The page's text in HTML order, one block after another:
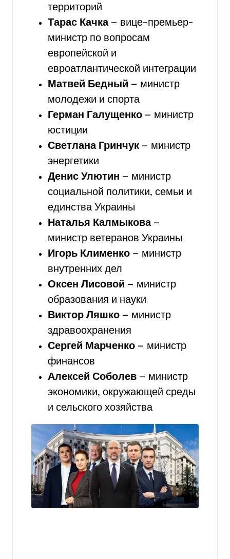
территорий
Тарас Качка— вице-премьер-
министр по вопросам
европейской и
евроатлантической интеграции
Матвей Бедный — министр
молодежи и спорта
Герман Галущенко — министр
юстиции
Светлана Гринчук — министр
энергетики
Денис Улютин — министр
социальной политики, семьи и
единства Украины
Наталья Калмыкова—
министр ветеранов Украины
Игорь Клименко — министр
внутренних дел
Оксен Лисовой — министр
образования и науки
Виктор Ляшко — министр
здравоохранения
Сергей Марченко — министр
финансов
Алексей Соболев — министр
экономики, окружающей среды
и сельского хозяйства